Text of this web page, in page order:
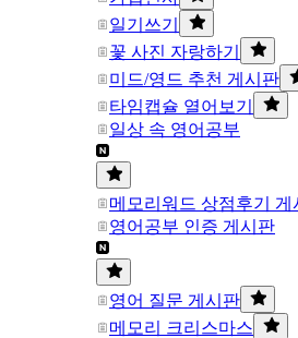
일기쓰기
꽃 사진 자랑하기
미드/영드 추천 게시판
타임캡슐 열어보기
일상 속 영어공부
메모리워드 상점후기 게
영어공부 인증 게시판
영어 질문 게시판
메모리 크리스마스